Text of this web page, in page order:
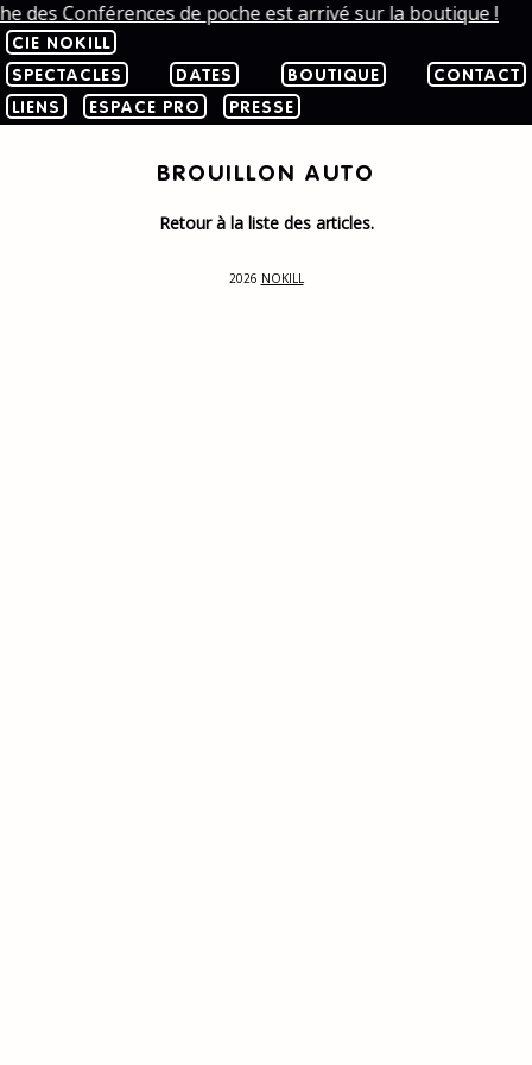
des Conférences de poche est arrivé sur la boutique !
CIE NOKILL
SPECTACLES
DATES BOUTIQUE
CONTACT
LIENS
ESPACE PRO PRESSE
BROUILLON AUTO
Retour à la liste des articles.
2026 NOKILL